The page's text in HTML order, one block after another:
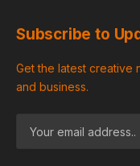
Subscribe to
Get the latest creative
and business.